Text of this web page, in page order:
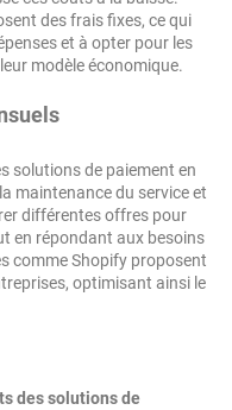
des frais fixes, ce qui
et à opter pour les
modèle économique.
solutions de paiement en
maintenance du service et
différentes offres pour
en répondant aux besoins
comme Shopify proposent
optimisant ainsi le
des solutions de